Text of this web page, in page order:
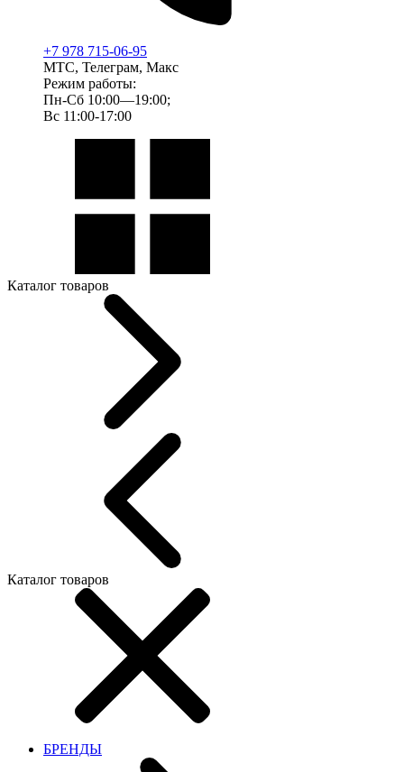
+7 978 715-06-95
МТС, Телеграм, Макс
Режим работы:
Пн-Сб 10:00—19:00;
Вс 11:00-17:00
Каталог товаров
Каталог товаров
БРЕНДЫ